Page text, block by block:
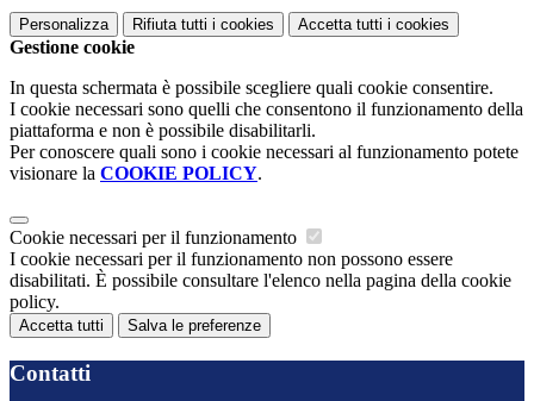
Personalizza Rifiuta tutti i cookies Accetta tutti i cookies
Gestione cookie
In questa schermata è possibile scegliere quali cookie consentire.
I cookie necessari sono quelli che consentono il funzionamento della
piattaforma e non è possibile disabilitarli.
Per conoscere quali sono i cookie necessari al funzionamento potete
visionare la COOKIE POLICY.
Cookie necessari per il funzionamento
I cookie necessari per il funzionamento non possono essere
disabilitati. È possibile consultare l'elenco nella pagina della cookie
policy.
Accetta tutti Salva le preferenze
Contatti